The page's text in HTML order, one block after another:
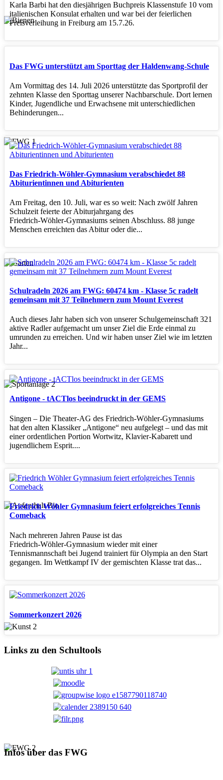
Karla Barbi hat den diesjährigen Buchpreis Klassenstufe 10 vom
italienischen Konsulat erhalten und war bei der feierlichen
Preisverleihung in Freiburg am 15.7.26.
Das FWG unterstützt am Sporttag der Haldenwang-Schule
Am Vormittag des 14. Juli 2026 unterstützte das Sportprofil der
zehnten Klasse den Sporttag unserer Nachbarschule. Dort lernen
Kinder, Jugendliche und Erwachsene mit unterschiedlichen
Behinderungen...
Das Friedrich-Wöhler-Gymnasium verabschiedet 88
Abiturientinnen und Abiturienten
Am Freitag, den 10. Juli, war es so weit: Nach zwölf Jahren
Schulzeit feierte der Abiturjahrgang des
Friedrich‑Wöhler‑Gymnasiums seinen Abschluss. 88 junge
Menschen erreichten das Abitur oder die...
Schulradeln 2026 am FWG: 60474 km - Klasse 5c radelt
gemeinsam mit 37 Teilnehmern zum Mount Everest
Auch dieses Jahr haben sich von unserer Schulgemeinschaft 321
aktive Radler aufgemacht um unser Ziel die Erde einmal zu
umrunden zu erreichen. Und wir haben unser Ziel wie im letzten
Jahr...
Antigone - tACTlos beeindruckt in der GEMS
Singen – Die Theater‑AG des Friedrich‑Wöhler‑Gymnasiums
hat den alten Klassiker „Antigone“ neu aufgelegt – und das mit
einer ordentlichen Portion Wortwitz, Klavier‑Kabarett und
jugendlichem Esprit....
Friedrich Wöhler Gymnasium feiert erfolgreiches Tennis
Comeback
Nach mehreren Jahren Pause ist das
Friedrich‑Wöhler‑Gymnasium wieder mit einer
Tennismannschaft bei Jugend trainiert für Olympia an den Start
gegangen. Im Wettkampf IV der gemischten Klasse trat das...
Sommerkonzert 2026
Links zu den Schultools
Infos über das FWG